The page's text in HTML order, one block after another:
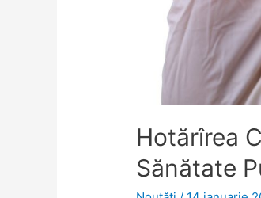
Hotărîrea
Sănătate